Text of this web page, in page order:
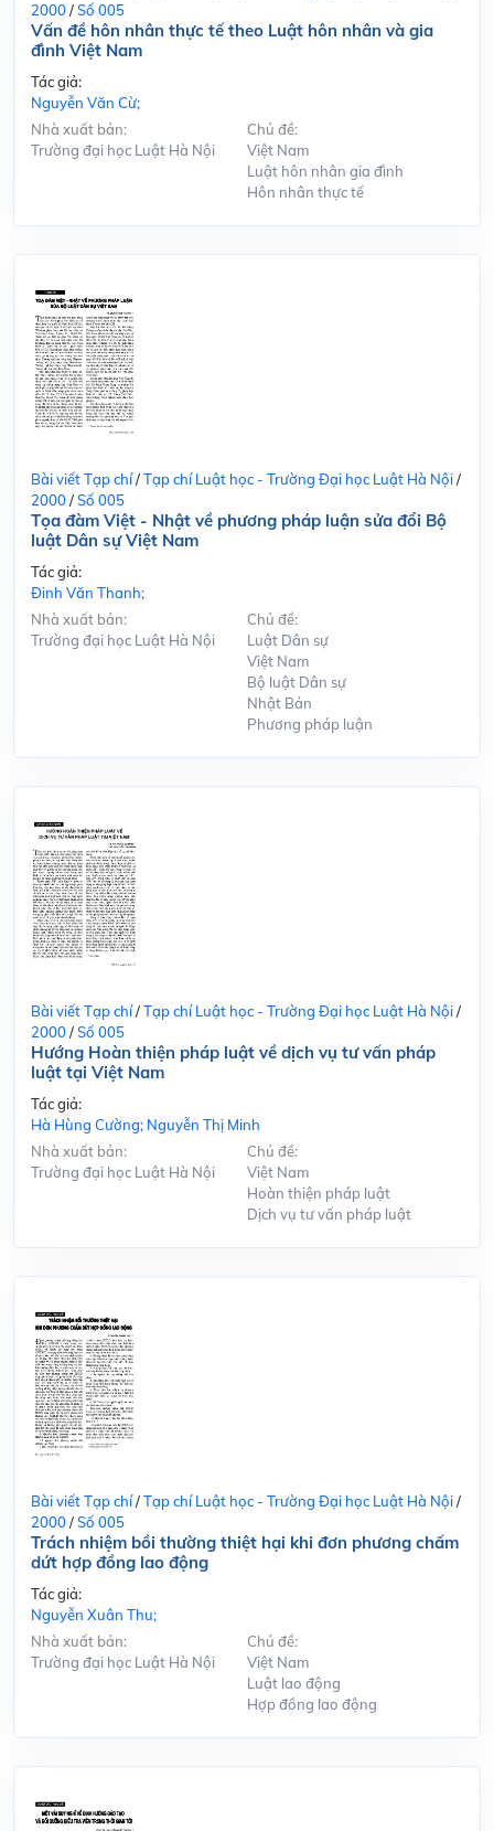
2000/Số 005
Vấn đề hôn nhân thực tế theo Luật hôn nhân và gia
đình Việt Nam
Tác giả:
Nguyễn Văn Cừ;
Nhà xuất bản:
Trường đại học Luật Hà Nội
Chủ đề:
Việt Nam
Luật hôn nhân gia đình
Hôn nhân thực tế
Bài viết Tạp chí/Tạp chí Luật học - Trường Đại học Luật Hà Nội/
2000/Số 005
Tọa đàm Việt - Nhật về phương pháp luận sửa đổi Bộ
luật Dân sự Việt Nam
Tác giả:
Đinh Văn Thanh;
Nhà xuất bản:
Trường đại học Luật Hà Nội
Chủ đề:
Luật Dân sự
Việt Nam
Bộ luật Dân sự
Nhật Bản
Phương pháp luận
Bài viết Tạp chí/Tạp chí Luật học - Trường Đại học Luật Hà Nội/
2000/Số 005
Hướng Hoàn thiện pháp luật về dịch vụ tư vấn pháp
luật tại Việt Nam
Tác giả:
Hà Hùng Cường; Nguyễn Thị Minh
Nhà xuất bản:
Trường đại học Luật Hà Nội
Chủ đề:
Việt Nam
Hoàn thiện pháp luật
Dịch vụ tư vấn pháp luật
Bài viết Tạp chí/Tạp chí Luật học - Trường Đại học Luật Hà Nội/
2000/Số 005
Trách nhiệm bồi thường thiệt hại khi đơn phương chấm
dứt hợp đồng lao động
Tác giả:
Nguyễn Xuân Thu;
Nhà xuất bản:
Trường đại học Luật Hà Nội
Chủ đề:
Việt Nam
Luật lao động
Hợp đồng lao động